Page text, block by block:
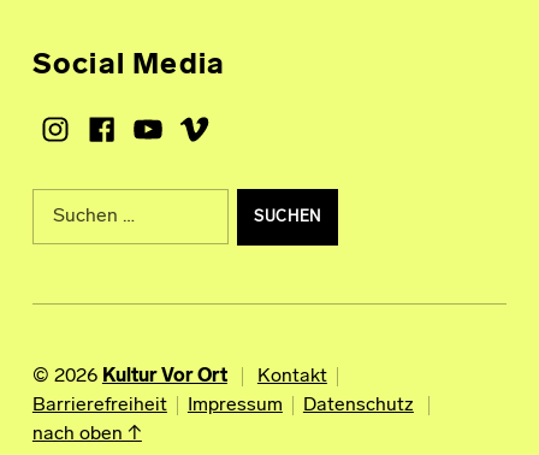
Social Media
Instagram
Facebook
Youtube
Vimeo
Suche nach:
© 2026 Kultur Vor Ort
Kontakt
Barrierefreiheit
Impressum
Datenschutz
nach oben ↑